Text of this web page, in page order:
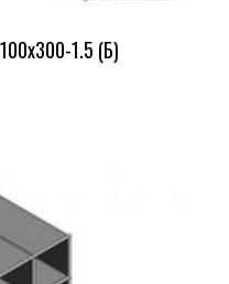
1.5 (Б)